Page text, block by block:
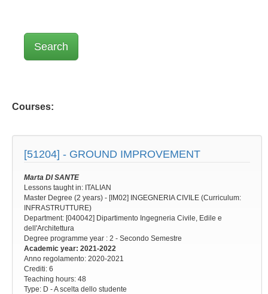
Courses:
[51204] - GROUND IMPROVEMENT
Marta DI SANTE
Lessons taught in: ITALIAN
Master Degree (2 years) - [IM02] INGEGNERIA CIVILE (Curriculum:
INFRASTRUTTURE)
Department: [040042] Dipartimento Ingegneria Civile, Edile e
dell'Architettura
Degree programme year : 2 - Secondo Semestre
Academic year: 2021-2022
Anno regolamento: 2020-2021
Crediti: 6
Teaching hours: 48
Type: D - A scelta dello studente